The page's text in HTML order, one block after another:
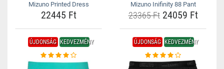
Mizuno Printed Dress
22445 Ft
Mizuno Inifinity 88 Pant
23365 Ft24059 Ft
ÚJDONSÁG KEDVEZMÉNY ÚJDONSÁG KEDVEZMÉNY